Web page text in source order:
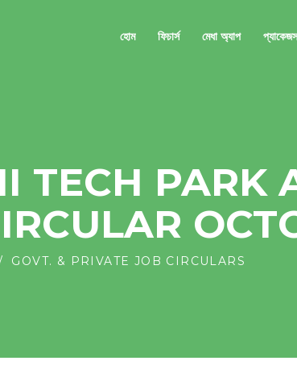
হোম ফিচার্স মেধা অ্যাপ
TECH PARK
GOVT. & PRIVATE JOB CIRCULARS